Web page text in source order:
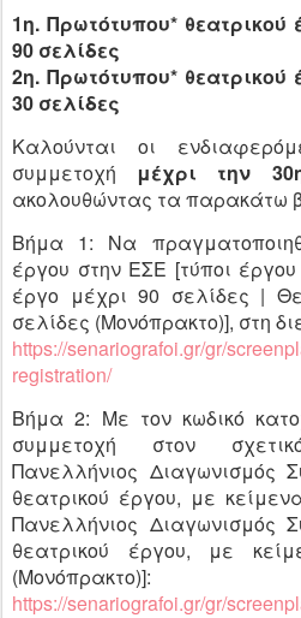
1η. Πρωτότυπου* θεατρικού
90 σελίδες
2η. Πρωτότυπου* θεατρικού
30 σελίδες
Καλούνται οι
συμμετοχή μέχρι την
ακολουθώντας τα παρακάτω
Βήμα 1: Να
έργου στην ΕΣΕ [τύποι
έργο μέχρι 90 σελίδες |
σελίδες (Μονόπρακτο)], στη
https://senariografoi.gr/gr/
registration/
Βήμα 2: Με τον κωδικό
συμμετοχή στον
Πανελλήνιος Διαγωνισμός
θεατρικού έργου, με
Πανελλήνιος Διαγωνισμός
θεατρικού έργου, με
(Μονόπρακτο)]:
https://senariografoi.gr/gr/